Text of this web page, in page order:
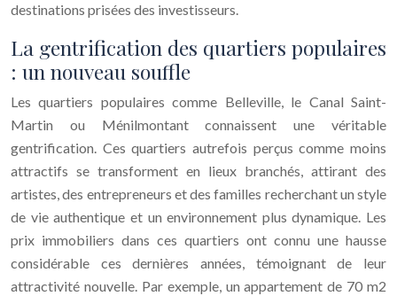
destinations prisées des investisseurs.
La gentrification des quartiers populaires
: un nouveau souffle
Les quartiers populaires comme Belleville, le Canal Saint-
Martin ou Ménilmontant connaissent une véritable
gentrification. Ces quartiers autrefois perçus comme moins
attractifs se transforment en lieux branchés, attirant des
artistes, des entrepreneurs et des familles recherchant un style
de vie authentique et un environnement plus dynamique. Les
prix immobiliers dans ces quartiers ont connu une hausse
considérable ces dernières années, témoignant de leur
attractivité nouvelle. Par exemple, un appartement de 70 m2